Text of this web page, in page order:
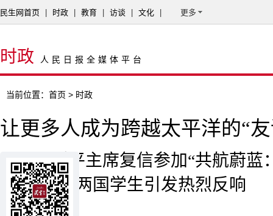
民生网首页 时政 教育 访谈 文化 更多
时政 人民日报全媒体平台
当前位置： 首页 > 时政
让更多人成为跨越太平洋的“
——习近平主席复信参加“共航蔚蓝
行”活动的两国学生引发热烈反响